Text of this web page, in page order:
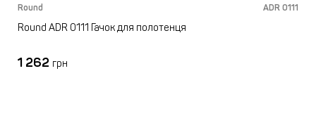
Round ADR 0111
Round ADR 0111 Гачок для полотенця
1 262 грн